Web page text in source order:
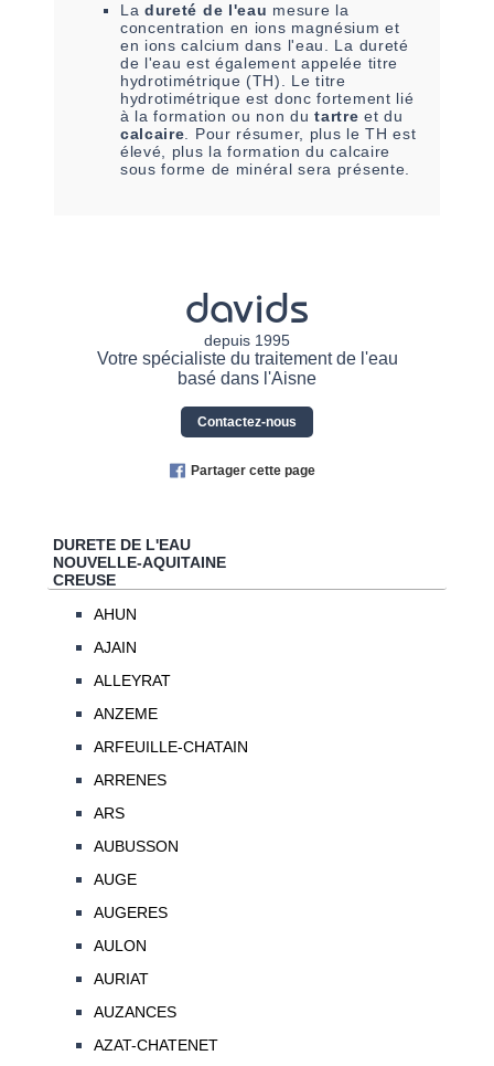
La dureté de l'eau mesure la
concentration en ions magnésium et
en ions calcium dans l'eau. La dureté
de l'eau est également appelée titre
hydrotimétrique (TH). Le titre
hydrotimétrique est donc fortement lié
à la formation ou non dutartre et du
calcaire . Pour résumer, plus le TH est
élevé, plus la formation du calcaire
sous forme de minéral sera présente.
davids
depuis 1995
Votre spécialiste du traitement de l'eau
basé dans l'Aisne
Contactez-nous
Partager cette page
DURETE DE L'EAU
NOUVELLE-AQUITAINE
CREUSE
AHUN
AJAIN
ALLEYRAT
ANZEME
ARFEUILLE-CHATAIN
ARRENES
ARS
AUBUSSON
AUGE
AUGERES
AULON
AURIAT
AUZANCES
AZAT-CHATENET